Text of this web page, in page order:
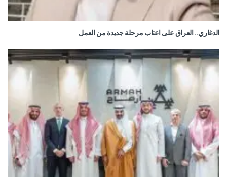
الدغاري.. العراق على اعتاب مرحلة جديدة من العمل